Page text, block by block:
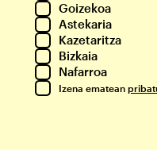
Goizekoa
Astekaria
Kazetaritza
Bizkaia
Nafarroa
Izena ematean